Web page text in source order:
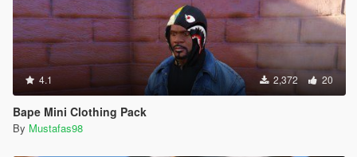
4.1 2,372 20
Bape Mini Clothing Pack
By Mustafas98